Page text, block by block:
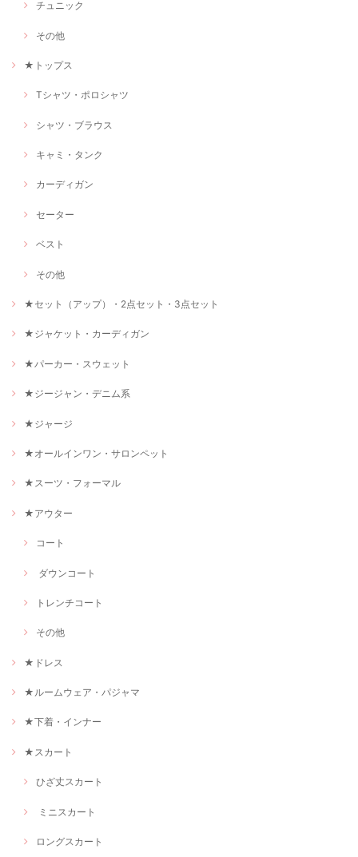
チュニック
その他
★トップス
Tシャツ・ポロシャツ
シャツ・ブラウス
キャミ・タンク
カーディガン
セーター
ベスト
その他
★セット（アップ）・2点セット・3点セット
★ジャケット・カーディガン
★パーカー・スウェット
★ジージャン・デニム系
★ジャージ
★オールインワン・サロンペット
★スーツ・フォーマル
★アウター
コート
ダウンコート
トレンチコート
その他
★ドレス
★ルームウェア・パジャマ
★下着・インナー
★スカート
ひざ丈スカート
ミニスカート
ロングスカート